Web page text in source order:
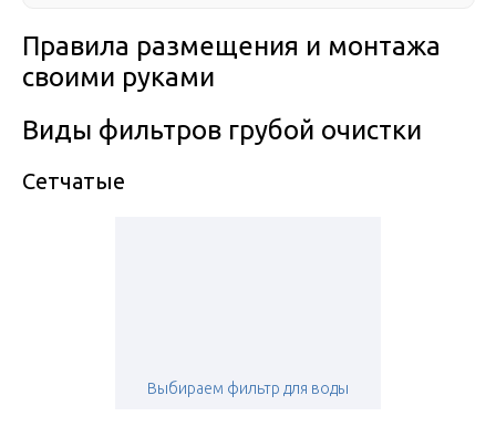
Правила размещения и монтажа
своими руками
Виды фильтров грубой очистки
Сетчатые
Выбираем фильтр для воды